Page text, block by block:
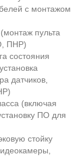
с монтажом
пульта
ПНР)
состояния
датчиков,
(включая
ПО для
стойку